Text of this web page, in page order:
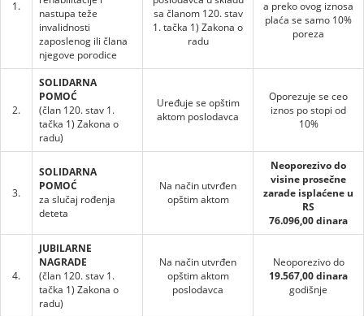
1.
nastupa teže
invalidnosti
zaposlenog ili člana
njegove porodice
sa članom 120. stav
1. tačka 1) Zakona o
radu
a preko ovog iznosa
plaća se samo 10%
poreza
2.
SOLIDARNA
POMOĆ
(član 120. stav 1.
tačka 1) Zakona o
radu)
Uređuje se opštim
aktom poslodavca
Oporezuje se ceo
iznos po stopi od
10%
3.
SOLIDARNA
POMOĆ
za slučaj rođenja
deteta
Na način utvrđen
opštim aktom
Neoporezivo do
visine prosečne
zarade isplaćene u
RS
76.096,00 dinara
4.
JUBILARNE
NAGRADE
(član 120. stav 1.
tačka 1) Zakona o
radu)
Na način utvrđen
opštim aktom
poslodavca
Neoporezivo do
19.567,00 dinara
godišnje